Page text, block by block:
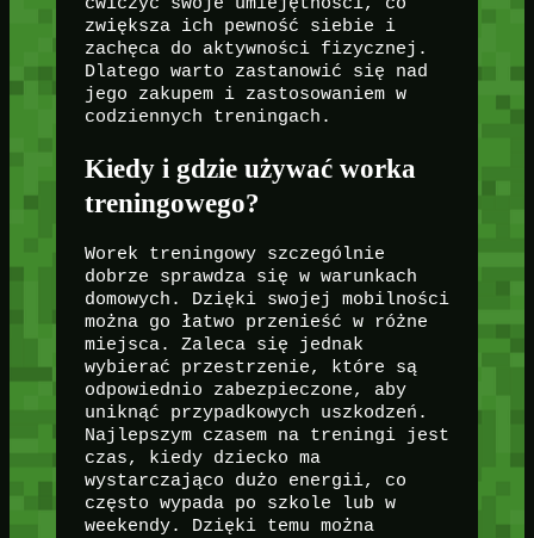
zwiększa ich pewność siebie i
zachęca do aktywności fizycznej.
Dlatego warto zastanowić się nad
jego zakupem i zastosowaniem w
codziennych treningach.
Kiedy i gdzie używać worka
treningowego?
Worek treningowy szczególnie
dobrze sprawdza się w warunkach
domowych. Dzięki swojej mobilności
można go łatwo przenieść w różne
miejsca. Zaleca się jednak
wybierać przestrzenie, które są
odpowiednio zabezpieczone, aby
uniknąć przypadkowych uszkodzeń.
Najlepszym czasem na treningi jest
czas, kiedy dziecko ma
wystarczająco dużo energii, co
często wypada po szkole lub w
weekendy. Dzięki temu można